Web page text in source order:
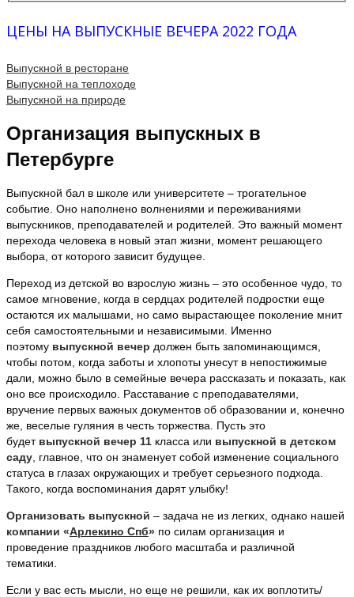
ЦЕНЫ НА ВЫПУСКНЫЕ ВЕЧЕРА 2022 ГОДА
Выпускной в ресторане
Выпускной на теплоходе
Выпускной на природе
Организация выпускных в
Петербурге
Выпускной бал в школе или университете – трогательное
событие. Оно наполнено волнениями и переживаниями
выпускников, преподавателей и родителей. Это важный момент
перехода человека в новый этап жизни, момент решающего
выбора, от которого зависит будущее.
Переход из детской во взрослую жизнь – это особенное чудо, то
самое мгновение, когда в сердцах родителей подростки еще
остаются их малышами, но само вырастающее поколение мнит
себя самостоятельными и независимыми. Именно
поэтому выпускной вечер должен быть запоминающимся,
чтобы потом, когда заботы и хлопоты унесут в непостижимые
дали, можно было в семейные вечера рассказать и показать, как
оно все происходило. Расставание с преподавателями,
вручение первых важных документов об образовании и, конечно
же, веселые гуляния в честь торжества. Пусть это
будет выпускной вечер 11 класса или выпускной в детском
саду, главное, что он знаменует собой изменение социального
статуса в глазах окружающих и требует серьезного подхода.
Такого, когда воспоминания дарят улыбку!
Организовать выпускной – задача не из легких, однако нашей
компании «Арлекино Спб» по силам организация и
проведение праздников любого масштаба и различной
тематики.
Если у вас есть мысли, но еще не решили, как их воплотить/